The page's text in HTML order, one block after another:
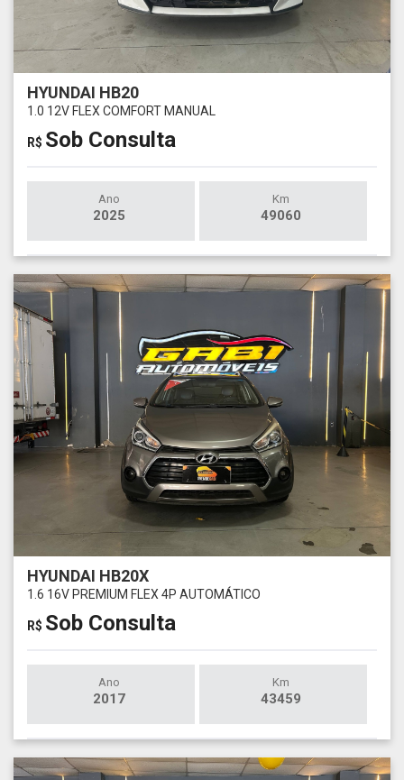
HYUNDAI HB20
1.0 12V FLEX COMFORT MANUAL
R$ Sob Consulta
Ano
2025
Km
49060
HYUNDAI HB20X
1.6 16V PREMIUM FLEX 4P AUTOMÁTICO
R$ Sob Consulta
Ano
2017
Km
43459